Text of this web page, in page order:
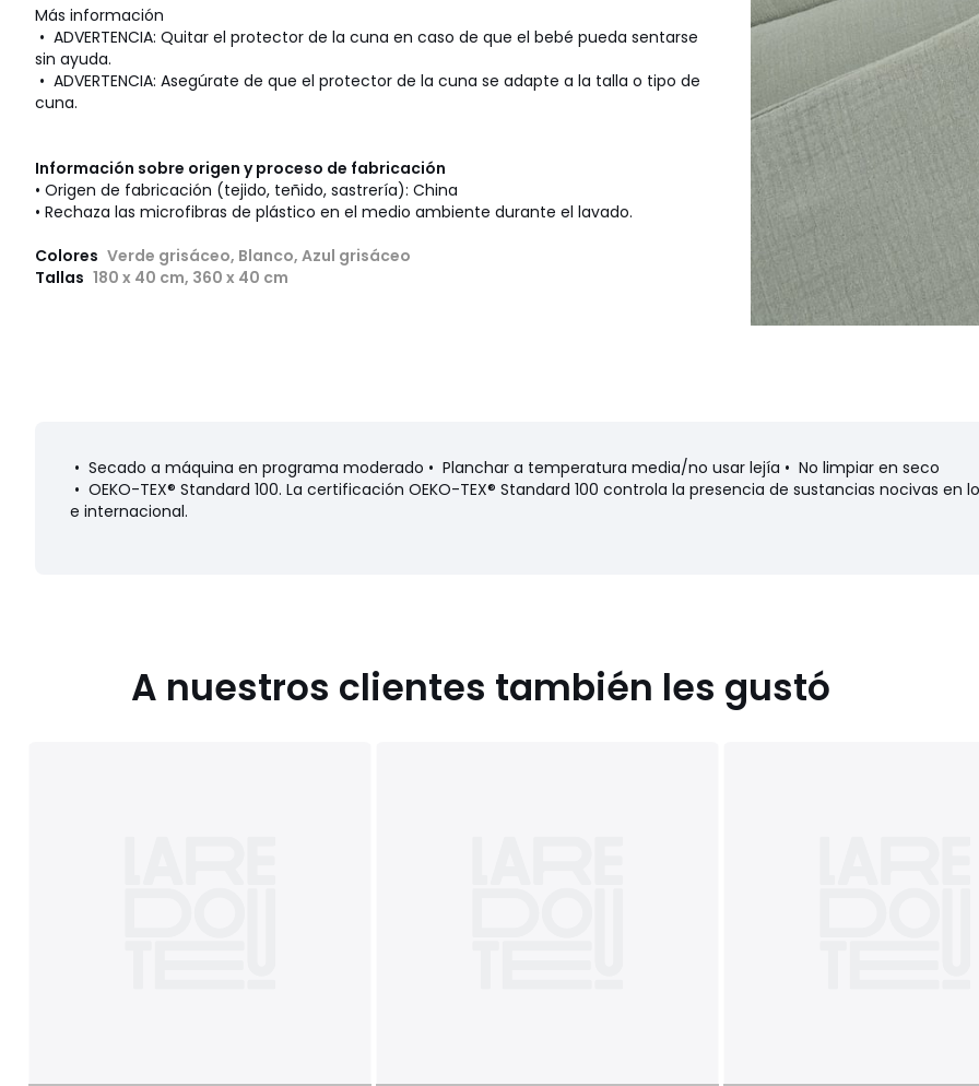
Más información
• ADVERTENCIA: Quitar el protector de la cuna en caso de que el bebé pueda sentarse
sin ayuda.
• ADVERTENCIA: Asegúrate de que el protector de la cuna se adapte a la talla o tipo de
cuna.
Información sobre origen y proceso de fabricación
• Origen de fabricación (tejido, teñido, sastrería): China
• Rechaza las microfibras de plástico en el medio ambiente durante el lavado.
Colores Verde grisáceo, Blanco, Azul grisáceo
Tallas 180 x 40 cm, 360 x 40 cm
• Secado a máquina en programa moderado • Planchar a temperatura media/no usar lejía • No limpiar en seco
• OEKO-TEX® Standard 100. La certificación OEKO-TEX® Standard 100 controla la presencia de sustancias nocivas
e internacional.
A nuestros clientes también les gustó